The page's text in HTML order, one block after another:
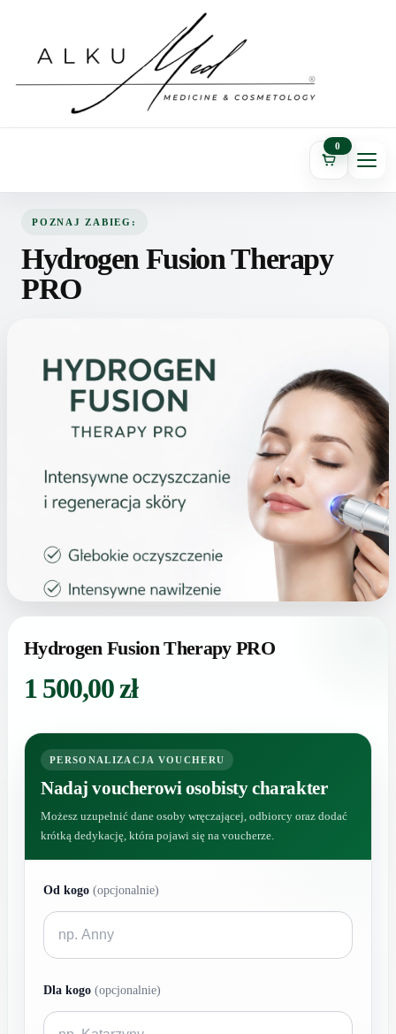
0
POZNAJ ZABIEG:
Hydrogen Fusion Therapy
PRO
Hydrogen Fusion Therapy PRO
1 500,00zł
PERSONALIZACJA VOUCHERU
Nadaj voucherowi osobisty charakter
Możesz uzupełnić dane osoby wręczającej, odbiorcy oraz dodać
krótką dedykację, która pojawi się na voucherze.
Od kogo (opcjonalnie)
Dla kogo (opcjonalnie)